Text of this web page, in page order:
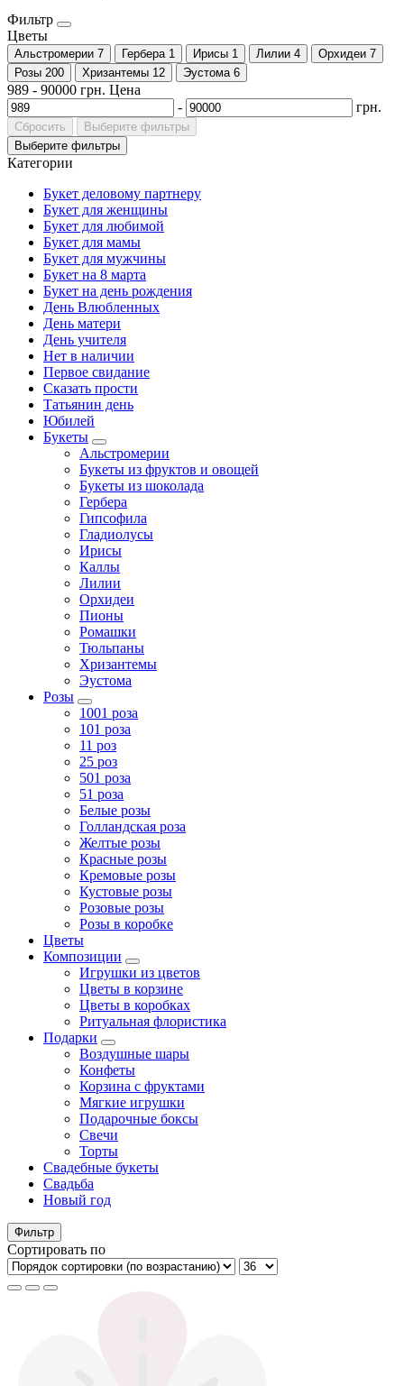
Фильтр
Цветы
Альстромерии 7 Гербера 1 Ирисы 1 Лилии 4 Орхидеи 7
Розы 200 Хризантемы 12 Эустома 6
989 - 90000 грн. Цена
-
грн.
Сбросить
Выберите фильтры
Выберите фильтры
Категории
Букет деловому партнеру
Букет для женщины
Букет для любимой
Букет для мамы
Букет для мужчины
Букет на 8 марта
Букет на день рождения
День Влюбленных
День матери
День учителя
Нет в наличии
Первое свидание
Сказать прости
Татьянин день
Юбилей
Букеты
Альстромерии
Букеты из фруктов и овощей
Букеты из шоколада
Гербера
Гипсофила
Гладиолусы
Ирисы
Каллы
Лилии
Орхидеи
Пионы
Ромашки
Тюльпаны
Хризантемы
Эустома
Розы
1001 роза
101 роза
11 роз
25 роз
501 роза
51 роза
Белые розы
Голландская роза
Желтые розы
Красные розы
Кремовые розы
Кустовые розы
Розовые розы
Розы в коробке
Цветы
Композиции
Игрушки из цветов
Цветы в корзине
Цветы в коробках
Ритуальная флористика
Подарки
Воздушные шары
Конфеты
Корзина с фруктами
Мягкие игрушки
Подарочные боксы
Свечи
Торты
Свадебные букеты
Свадьба
Новый год
Фильтр
Сортировать по